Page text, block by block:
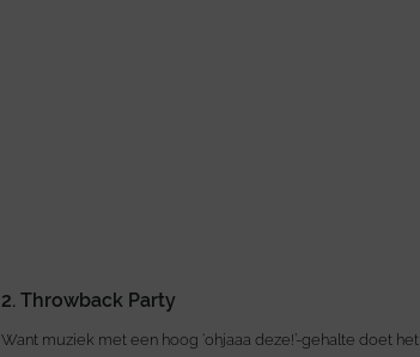
2. Throwback Party
Want muziek met een hoog ‘ohjaaa deze!’-gehalte doet